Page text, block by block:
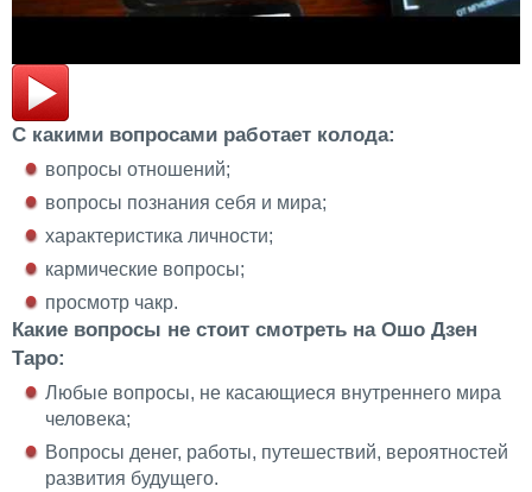
С какими вопросами работает колода:
вопросы отношений;
вопросы познания себя и мира;
характеристика личности;
кармические вопросы;
просмотр чакр.
Какие вопросы не стоит смотреть на Ошо Дзен
Таро:
Любые вопросы, не касающиеся внутреннего мира
человека;
Вопросы денег, работы, путешествий, вероятностей
развития будущего.